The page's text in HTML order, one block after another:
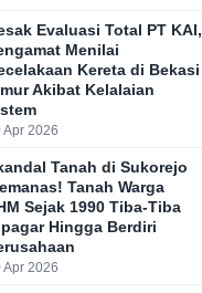
Evaluasi Total PT KAI,
Menilai
Kereta di Bekasi
Akibat Kelalaian
Apr 2026
Tanah di Sukorejo
Tanah Warga
Sejak 1990 Tiba-Tiba
Hingga Berdiri
Apr 2026